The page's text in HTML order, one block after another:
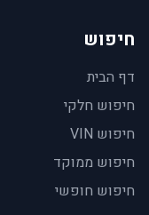
חיפוש
דף הבית
חיפוש חלקי
חיפוש VIN
חיפוש ממוקד
חיפוש חופשי